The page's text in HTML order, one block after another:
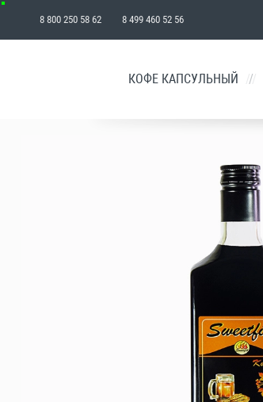
8 800 250 58 62 8 499 460 52 56
КОФЕ КАПСУЛЬНЫЙ /